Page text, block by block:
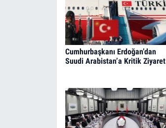
Cumhurbaşkanı Erdoğan’dan
Suudi Arabistan’a Kritik Ziyaret